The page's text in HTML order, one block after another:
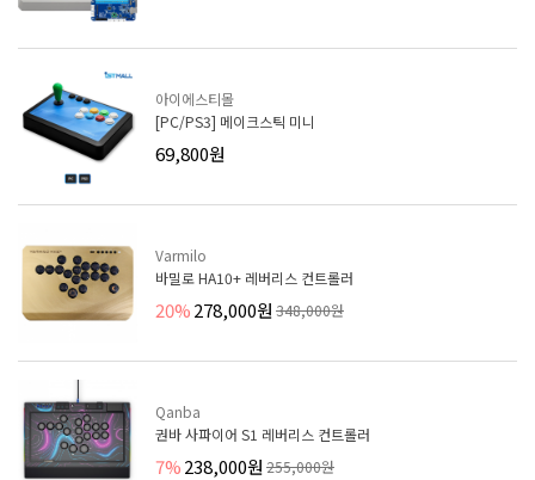
아이에스티몰
[PC/PS3] 메이크스틱 미니
69,800원
Varmilo
바밀로 HA10+ 레버리스 컨트롤러
20%278,000원 348,000원
Qanba
권바 사파이어 S1 레버리스 컨트롤러
7%238,000원 255,000원